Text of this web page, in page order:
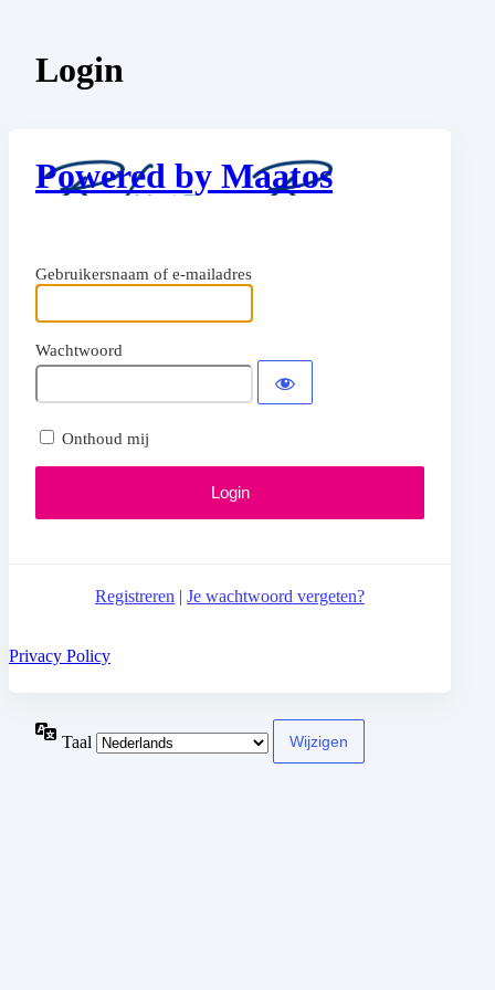
Login
Powered by Maatos
Gebruikersnaam of e-mailadres
Wachtwoord
Onthoud mij
Registreren | Je wachtwoord vergeten?
Privacy Policy
Taal